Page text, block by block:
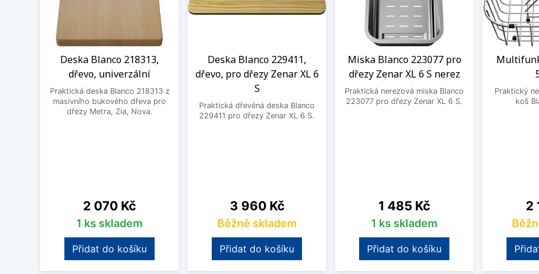
Deska Blanco 218313,
dřevo, univerzální
Praktická deska Blanco 218313 z
masivního bukového dřeva pro
dřezy Metra, Zia, Nova.
Cena
2 070 Kč
1 ks skladem
Přidat do košíku
Deska Blanco 229411,
dřevo, pro dřezy Zenar XL 6
S
Praktická dřevěná deska Blanco
229411 pro dřezy Zenar XL 6 S.
Cena
3 960 Kč
Běžně skladem
Přidat do košíku
Miska Blanco 223077 pro
dřezy Zenar XL 6 S nerez
Praktická nerezová miska Blanco
223077 pro dřezy Zenar XL 6 S.
Cena
1 485 Kč
1 ks skladem
Přidat do košíku
Praktický
koš
2